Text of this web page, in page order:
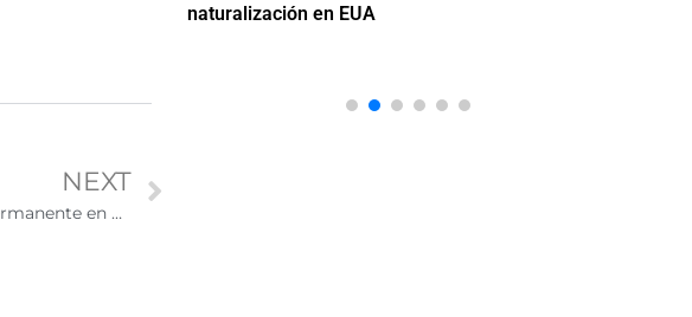
NEXT
Visas EB: una vía hacia la residencia permanente en EE.UU.
naturalización en EUA